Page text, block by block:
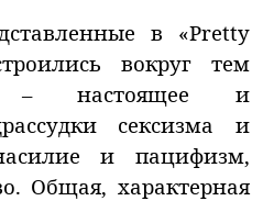
в «Pretty
вокруг тем
– настоящее и
сексизма и
и пацифизм,
Общая, характерная